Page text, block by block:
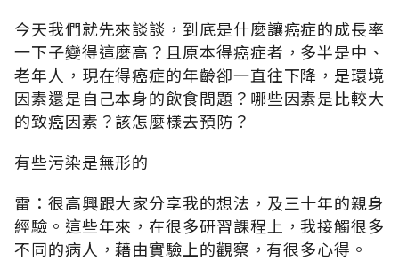
今天我們就先來談談，到底是什麼讓癌症的成長率
一下子變得這麼高？且原本得癌症者，多半是中、
老年人，現在得癌症的年齡卻一直往下降，是環境
因素還是自己本身的飲食問題？哪些因素是比較大
的致癌因素？該怎麼樣去預防？
有些污染是無形的
雷：很高興跟大家分享我的想法，及三十年的親身
經驗。這些年來，在很多研習課程上，我接觸很多
不同的病人，藉由實驗上的觀察，有很多心得。